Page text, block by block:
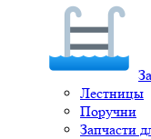
Лестницы
Поручни
Запчасти